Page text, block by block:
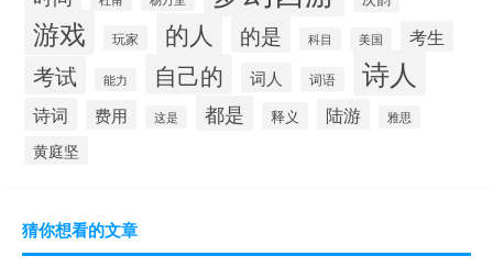
游戏 玩家 的人 的是 科目 美国 考生
考试 能力 自己的 词人 词语 诗人
诗词 费用 这是 都是 释义 陆游 雅思
黄庭坚
猜你想看的文章